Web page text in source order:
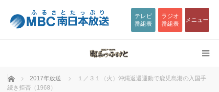
テレビ
番組表
ラジオ
番組表
メニュー
ホーム 2017年放送
１／３１（火）沖縄返還運動で鹿児島港の入国手
続き拒否（1968）